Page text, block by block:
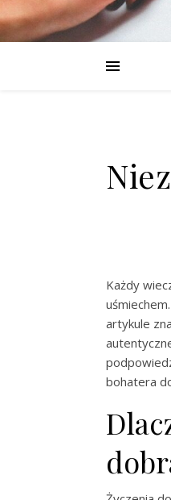
Każdy
artykule
bohatera